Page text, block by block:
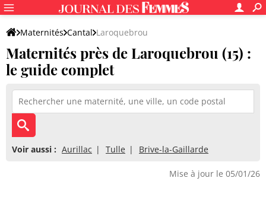
Maternités Cantal Laroquebrou
Maternités près de Laroquebrou (15) :
le guide complet
Voir aussi : Aurillac Tulle Brive-la-Gaillarde
Mise à jour le 05/01/26